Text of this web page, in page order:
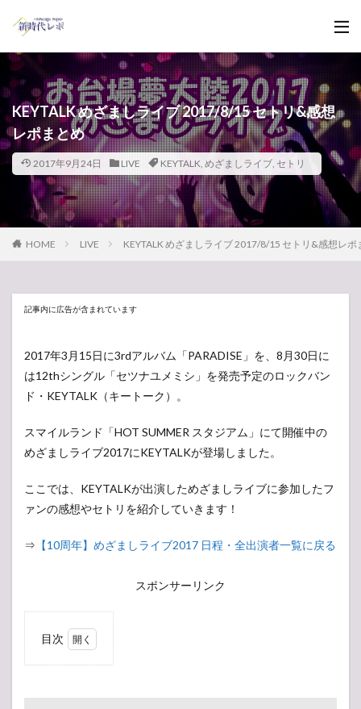
KEYTALK めざましライブ 2017/8/15 セトリ&感想
レポまとめ
2017年9月24日 LIVE KEYTALK, めざましライブ, セトリ
HOME LIVE KEYTALK めざましライブ 2017/8/15 セトリ&感想レポ
記事内に広告が含まれています
2017年3月15日に3rdアルバム「PARADISE」を、8月30日に
は12thシングル「セツナユメミシ」を発売予定のロックバン
ド・KEYTALK（キートーク）。
スマイルランド「HOT SUMMER スタジアム」にて開催中の
めざましライブ2017にKEYTALKが登場しました。
ここでは、KEYTALKが出演しためざましライブに参加したフ
ァンの感想やセトリを紹介していきます！
⇒ 【10周年】めざましライブ2017 日程・全出演者一覧に戻る
スポンサーリンク
目次